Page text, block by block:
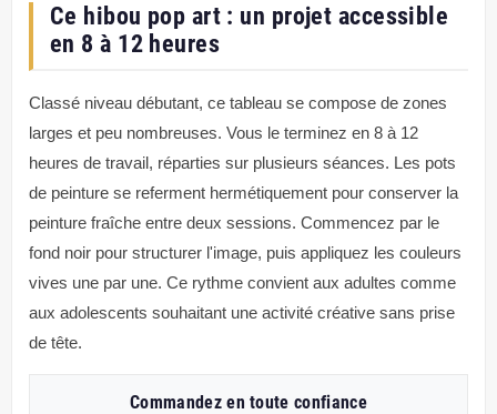
Ce hibou pop art : un projet accessible
en 8 à 12 heures
Classé niveau débutant, ce tableau se compose de zones
larges et peu nombreuses. Vous le terminez en 8 à 12
heures de travail, réparties sur plusieurs séances. Les pots
de peinture se referment hermétiquement pour conserver la
peinture fraîche entre deux sessions. Commencez par le
fond noir pour structurer l'image, puis appliquez les couleurs
vives une par une. Ce rythme convient aux adultes comme
aux adolescents souhaitant une activité créative sans prise
de tête.
Commandez en toute confiance